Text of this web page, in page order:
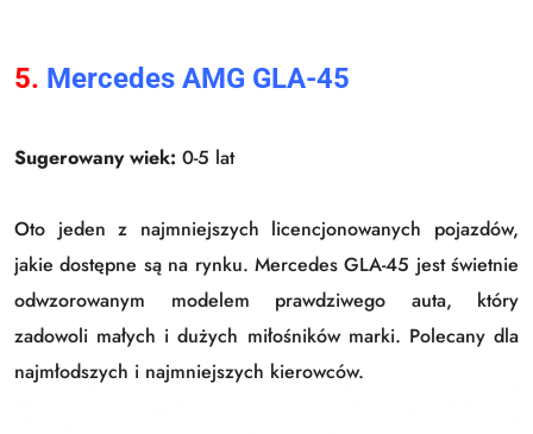
5. Mercedes AMG GLA-45
Sugerowany wiek: 0-5 lat
Oto jeden z najmniejszych licencjonowanych pojazdów,
jakie dostępne są na rynku. Mercedes GLA-45 jest świetnie
odwzorowanym modelem prawdziwego auta, który
zadowoli małych i dużych miłośników marki. Polecany dla
najmłodszych i najmniejszych kierowców.